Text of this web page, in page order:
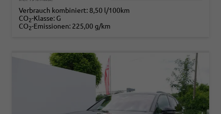
Verbrauch kombiniert: 8,50 l/100km
CO2-Klasse: G
CO2-Emissionen: 225,00 g/km